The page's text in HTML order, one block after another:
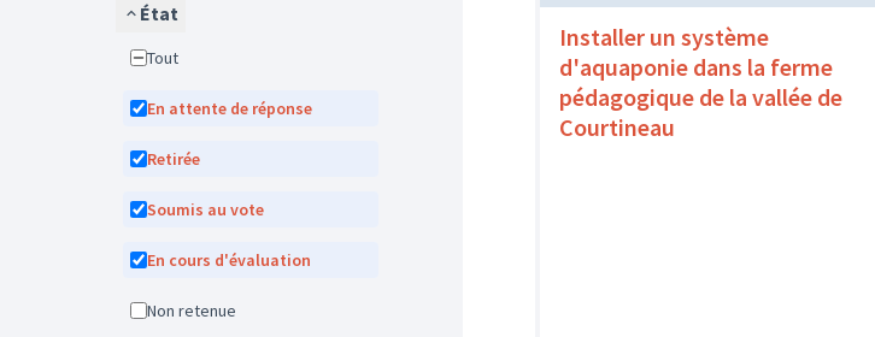
État
Tout
En attente de réponse
Retirée
Soumis au vote
En cours d'évaluation
Non retenue
Installer un système
d'aquaponie dans la ferme
pédagogique de la vallée de
Courtineau